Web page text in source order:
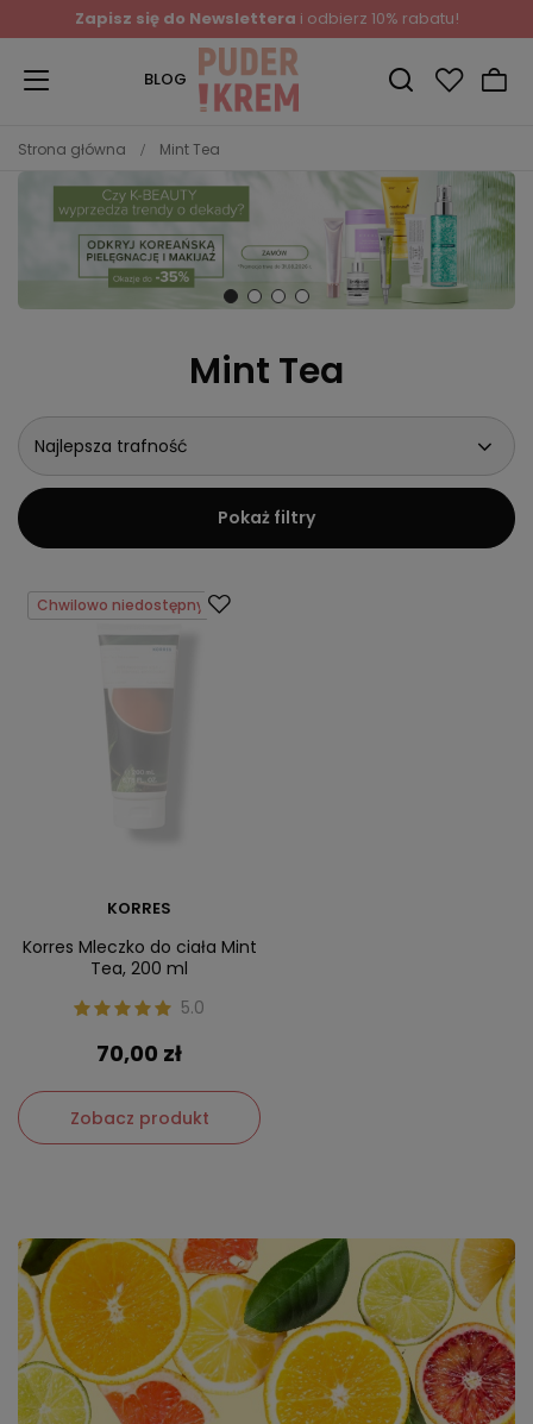
Zapisz się do Newslettera i odbierz 10% rabatu!
BLOG
Strona główna Mint Tea
Mint Tea
Najlepsza trafność
Pokaż filtry
Chwilowo niedostępny
KORRES
Korres Mleczko do ciała Mint
Tea, 200 ml
5.0
70,00 zł
Zobacz produkt